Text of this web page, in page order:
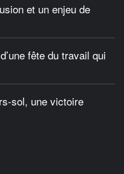
et un enjeu de
fête du travail qui
sol, une victoire